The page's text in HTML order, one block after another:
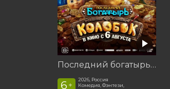
Последний богатырь. Колобок
6 +
2026, Россия
Комедия, Фэнтези,